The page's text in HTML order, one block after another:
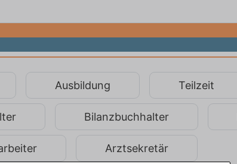
Ausbildung Teilzeit
Bilanzbuchhalter
Arztsekretär